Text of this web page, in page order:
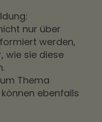
nur über
werden,
wie sie diese
Thema
können ebenfalls